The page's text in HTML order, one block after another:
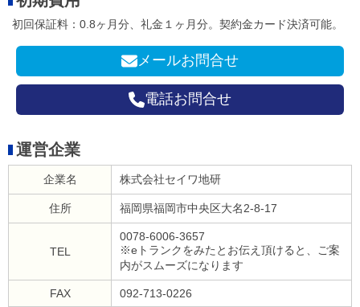
初回保証料：0.8ヶ月分、礼金１ヶ月分。契約金カード決済可能。
メールお問合せ
電話お問合せ
運営企業
企業名 株式会社セイワ地研
住所 福岡県福岡市中央区大名2-8-17
TEL
0078-6006-3657
※eトランクをみたとお伝え頂けると、ご案
内がスムーズになります
FAX 092-713-0226